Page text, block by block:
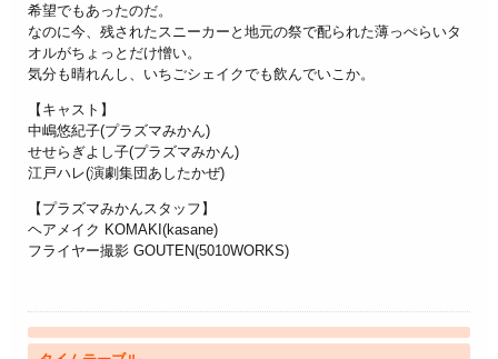
希望でもあったのだ。
なのに今、残されたスニーカーと地元の祭で配られた薄っぺらいタ
オルがちょっとだけ憎い。
気分も晴れんし、いちごシェイクでも飲んでいこか。
【キャスト】
中嶋悠紀子(プラズマみかん)
せせらぎよし子(プラズマみかん)
江戸ハレ(演劇集団あしたかぜ)
【プラズマみかんスタッフ】
ヘアメイク KOMAKI(kasane)
フライヤー撮影 GOUTEN(5010WORKS)